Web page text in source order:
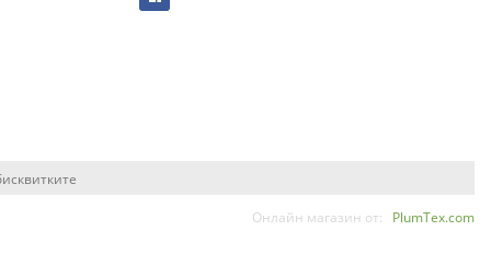
Онлайн магазин от: PlumTex.com